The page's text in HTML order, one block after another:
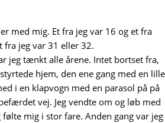
med mig. Et fra jeg var 16 og et fra
fra jeg var 31 eller 32.
jeg tænkt alle årene. Intet bortset fra,
hjem, den ene gang med en lille
i en klapvogn med en parasol på på
vej. Jeg vendte om og løb med
følte mig i stor fare. Anden gang var jeg